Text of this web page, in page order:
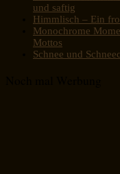
und saftig
Himmlisch – Ein
Monochrome
Mottos
Schnee und